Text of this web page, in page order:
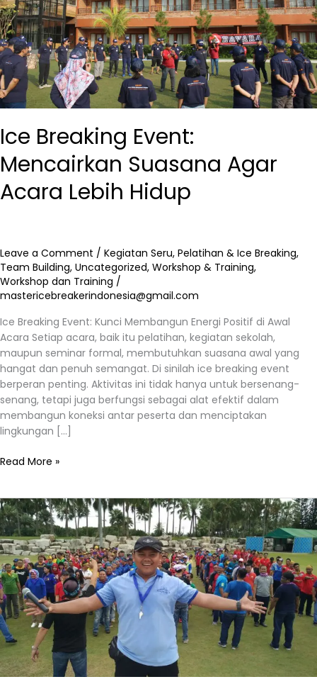
Ice Breaking Event:
Mencairkan Suasana Agar
Acara Lebih Hidup
Leave a Comment / Kegiatan Seru, Pelatihan & Ice Breaking,
Team Building, Uncategorized, Workshop & Training,
Workshop dan Training /
mastericebreakerindonesia@gmail.com
Ice Breaking Event: Kunci Membangun Energi Positif di Awal
Acara Setiap acara, baik itu pelatihan, kegiatan sekolah,
maupun seminar formal, membutuhkan suasana awal yang
hangat dan penuh semangat. Di sinilah ice breaking event
berperan penting. Aktivitas ini tidak hanya untuk bersenang-
senang, tetapi juga berfungsi sebagai alat efektif dalam
membangun koneksi antar peserta dan menciptakan
lingkungan […]
Lebih
Hidup
Read More »
Ice
Breaking
Acara:
Cara
Membangun
Suasana
Seru
dan
Produktif
di
Setiap
Kegiatan